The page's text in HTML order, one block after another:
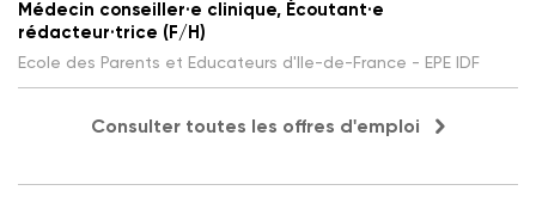
Médecin conseiller·e clinique, Écoutant·e
rédacteur·trice (F/H)
Ecole des Parents et Educateurs d'Ile-de-France - EPE IDF
Consulter toutes les offres d'emploi